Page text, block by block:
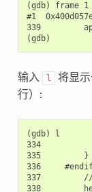
(gdb) frame 1
#1
339
输入 l 将显
行）:
(gdb) l
334
335         }
336
337         //
338